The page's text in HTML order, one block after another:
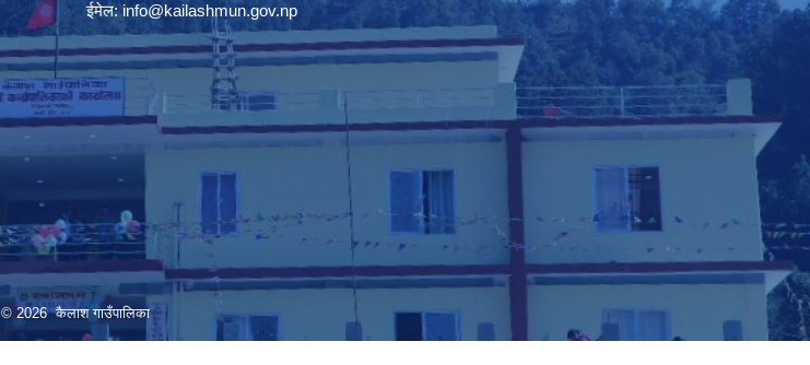
ईमेल:info@kailashmun.gov.np
© 2026 कैलाश गाउँपालिका